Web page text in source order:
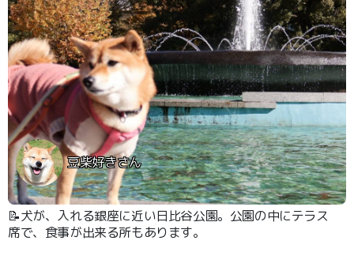
豆柴好きさん
📝犬が、入れる銀座に近い日比谷公園。公園の中にテラス
席で、食事が出来る所もあります。